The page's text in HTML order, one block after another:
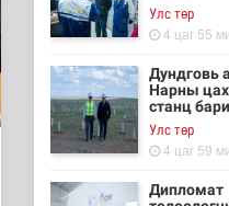
Улс төр
4 цаг 55
Дундговь
Нарны
станц
Улс төр
4 цаг 59
Дипломат